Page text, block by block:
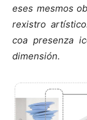
eses mesmos
rexistro
coa presenza
dimensión.